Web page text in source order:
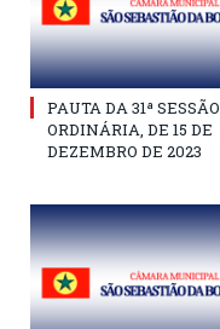
PAUTA DA 31ª SESSÃO
ORDINÁRIA, DE 15 DE
DEZEMBRO DE 2023